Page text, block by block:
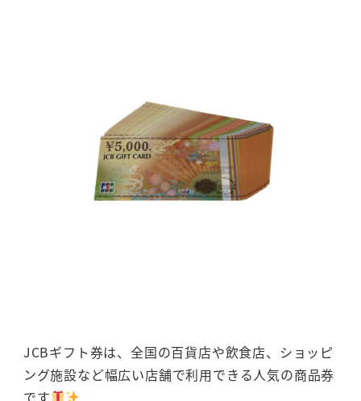
JCBギフト券は、全国の百貨店や飲食店、ショッピ
ング施設など幅広い店舗で利用できる人気の商品券
です